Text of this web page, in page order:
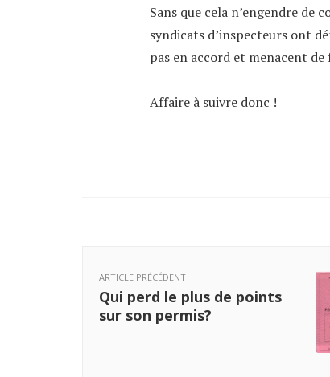
Sans que cela n’engendre de
syndicats d’inspecteurs ont
pas en accord et menacent de
Affaire à suivre donc !
ARTICLE PRÉCÉDENT
Qui perd le plus de points
sur son permis?